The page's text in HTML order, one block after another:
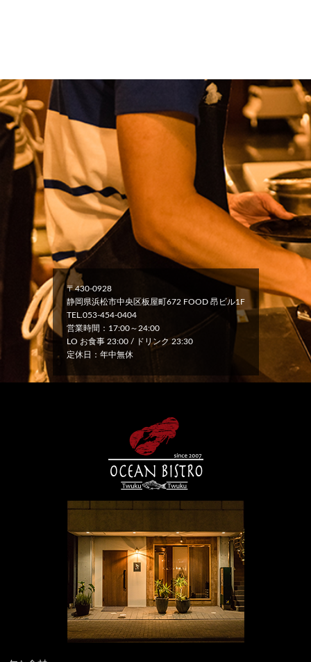
〒430-0928
静岡県浜松市中央区板屋町672 FOOD 昂ビル1F
TEL.053-454-0404
営業時間：17:00～24:00
LO お食事 23:00 / ドリンク 23:30
定休日：年中無休